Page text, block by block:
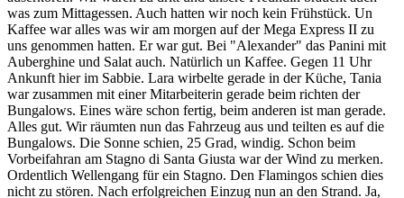
was zum Mittagessen. Auch hatten wir noch kein Frühstück. Un
Kaffee war alles was wir am morgen auf der Mega Express II zu
uns genommen hatten. Er war gut. Bei "Alexander" das Panini mit
Auberghine und Salat auch. Natürlich un Kaffee. Gegen 11 Uhr
Ankunft hier im Sabbie. Lara wirbelte gerade in der Küche, Tania
war zusammen mit einer Mitarbeiterin gerade beim richten der
Bungalows. Eines wäre schon fertig, beim anderen ist man gerade.
Alles gut. Wir räumten nun das Fahrzeug aus und teilten es auf die
Bungalows. Die Sonne schien, 25 Grad, windig. Schon beim
Vorbeifahran am Stagno di Santa Giusta war der Wind zu merken.
Ordentlich Wellengang für ein Stagno. Den Flamingos schien dies
nicht zu stören. Nach erfolgreichen Einzug nun an den Strand. Ja,